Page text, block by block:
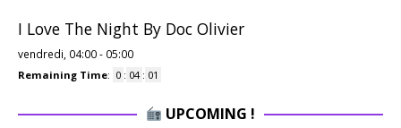
I Love The Night By Doc Olivier
vendredi, 04:00- 05:00
Remaining Time: 0 : 04 : 01
UPCOMING !